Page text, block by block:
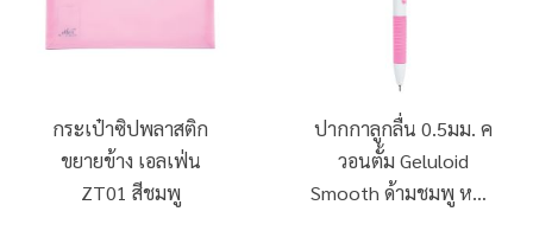
กระเป๋าซิปพลาสติก
ขยายข้าง เอลเฟ่น
ZT01 สีชมพู
ปากกาลูกลื่น 0.5มม. ค
วอนตั้ม Geluloid
Smooth ด้ามชมพู หมึก